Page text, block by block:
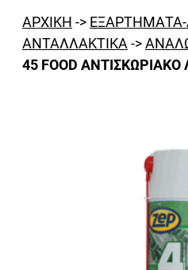
ΑΡΧΙΚΗ ->
ΑΝΤΑΛΛΑΚΤΙΚΑ ->
45 FOOD ΑΝΤΙΣΚΩΡΙΑΚΟ